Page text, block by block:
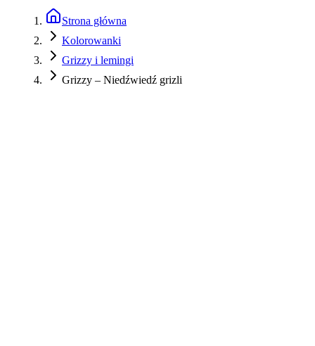
Strona główna
Kolorowanki
Grizzy i lemingi
Grizzy – Niedźwiedź grizli